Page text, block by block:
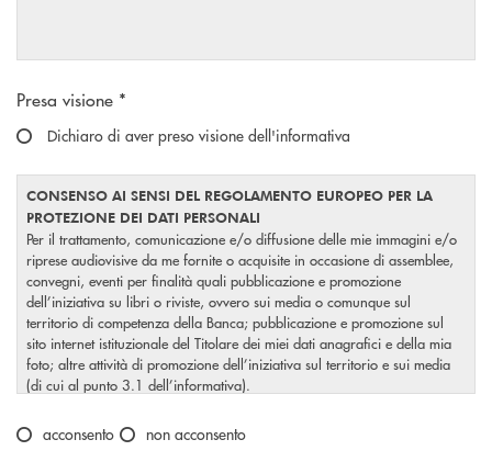
Scegliere un'opzione
Presa visione *
Dichiaro di aver preso visione dell'informativa
CONSENSO AI SENSI DEL REGOLAMENTO EUROPEO PER LA
PROTEZIONE DEI DATI PERSONALI
Per il trattamento, comunicazione e/o diffusione delle mie immagini e/o
riprese audiovisive da me fornite o acquisite in occasione di assemblee,
convegni, eventi per finalità quali pubblicazione e promozione
dell’iniziativa su libri o riviste, ovvero sui media o comunque sul
territorio di competenza della Banca; pubblicazione e promozione sul
sito internet istituzionale del Titolare dei miei dati anagrafici e della mia
foto; altre attività di promozione dell’iniziativa sul territorio e sui media
(di cui al punto 3.1 dell’informativa).
Scegliere un'opzione
acconsento non acconsento